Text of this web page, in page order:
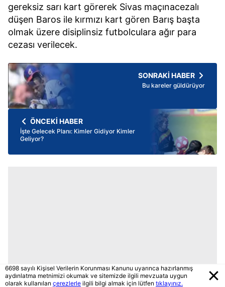
gereksiz sarı kart görerek Sivas maçınacezalı
düşen Baros ile kırmızı kart gören Barış başta
olmak üzere disiplinsiz futbolculara ağır para
cezası verilecek.
SONRAKİ HABER
Bu kareler güldürüyor
ÖNCEKİ HABER
İşte Gelecek Planı: Kimler Gidiyor Kimler
Geliyor?
6698 sayılı Kişisel Verilerin Korunması Kanunu uyarınca hazırlanmış
aydınlatma metnimizi okumak ve sitemizde ilgili mevzuata uygun
olarak kullanılan çerezlerle ilgili bilgi almak için lütfen tıklayınız.